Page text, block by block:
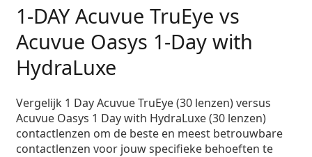
Contactlenzen
Soort lens
Daglenzen
Weeklenzen
Tweeweeklenzen
Type lens
Sferische en asferische
Torische voor astigmatisme
Merk
Acuvue
Accessoires
Lenzenvloeistoffen
Multifunctioneel
Peroxide
Op inhoud
50 - 120 ml
Voordeel
Brillen
Op type
Vrouwen Mannen Kinderen
Speciale aanbiedingen
Zonnebrillen
1-DAY Acuvue TruEye vs
Acuvue Oasys 1-Day with
HydraLuxe
Vergelijk 1 Day Acuvue TruEye (30 lenzen) versus
Acuvue Oasys 1 Day with HydraLuxe (30 lenzen)
contactlenzen om de beste en meest betrouwbare
contactlenzen voor jouw specifieke behoeften te